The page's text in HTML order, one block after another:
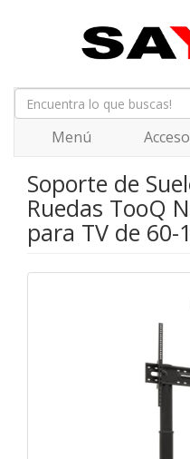
Menú Acceso
Soporte de
Ruedas TooQ
para TV de